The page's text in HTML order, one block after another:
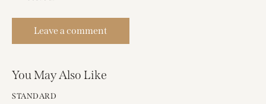
You May Also Like
STANDARD